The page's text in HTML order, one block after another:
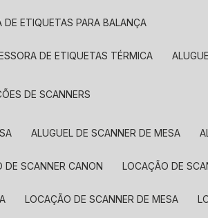
DE ETIQUETAS PARA BALANÇA
DE ETIQUETAS TÉRMICA
DE SCANNERS
ALUGUEL DE SCANNER DE MESA
DE SCANNER CANON LOCAÇÃO DE
LOCAÇÃO DE SCANNER DE MESA